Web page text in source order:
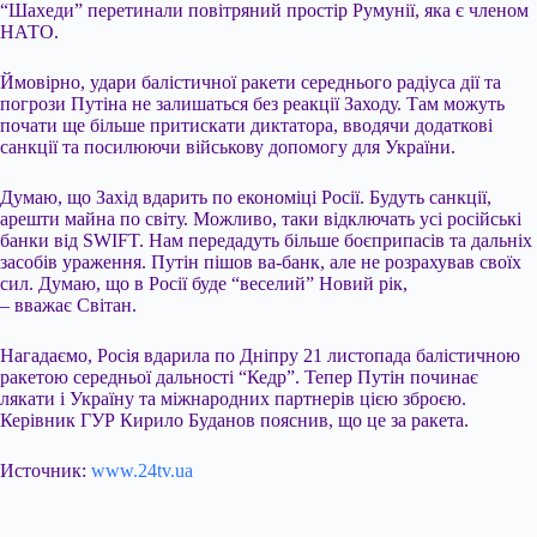
“Шахеди” перетинали повітряний простір Румунії, яка є членом
НАТО.
Ймовірно, удари балістичної ракети середнього радіуса дії та
погрози Путіна не залишаться без реакції Заходу. Там можуть
почати ще більше притискати диктатора, вводячи додаткові
санкції та посилюючи військову допомогу для України.
Думаю, що Захід вдарить по економіці Росії. Будуть санкції,
арешти майна по світу. Можливо, таки відключать усі російські
банки від SWIFT. Нам передадуть більше боєприпасів та дальніх
засобів ураження. Путін пішов ва-банк, але не розрахував своїх
сил. Думаю, що в Росії буде “веселий” Новий рік,
– вважає Світан.
Нагадаємо, Росія вдарила по Дніпру 21 листопада балістичною
ракетою середньої дальності “Кедр”. Тепер Путін починає
лякати і Україну та міжнародних партнерів цією зброєю.
Керівник ГУР Кирило Буданов пояснив, що це за ракета.
Источник: www.24tv.ua